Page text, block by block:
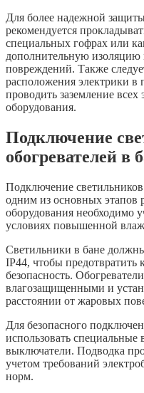
Для более надежной
рекомендуется
специальных гофрах или
дополнительную изоляцию
повреждений. Также
расположения электрики в
проводить заземление всех
оборудования.
Подключение
обогревателей в
Подключение светильников
одним из основных этапов
оборудования необходимо
условиях повышенной
Светильники в бане
IP44, чтобы предотвратить
безопасность.
влагозащищенными и
расстоянии от жаровых
Для безопасного
использовать
выключатели. Подводка
учетом требований
норм.